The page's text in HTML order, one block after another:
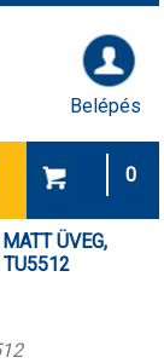
Belépés
0
ÜVEG,
TU5512